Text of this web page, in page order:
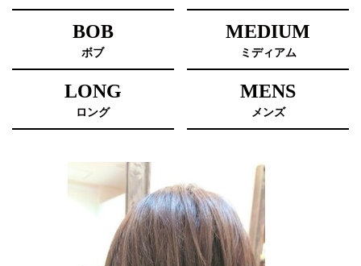
BOB
ボブ
MEDIUM
ミディアム
LONG
ロング
MENS
メンズ